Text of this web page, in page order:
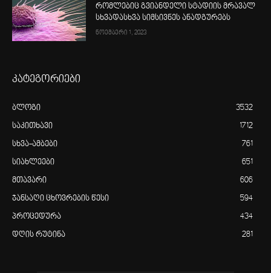
რომლებიც გვიანდელი სტადიის მრავალ
სხვადასხვა სიმსივნეს ანადგურებს
ნოემბერი 1, 2023
კატეგორიები
ბლოგი 3532
საკითხავი 1712
სხვა-ამბები 761
სიახლეები 651
მთავარი 606
ჯანსაღი ცხოვრების წესი 594
პროცედურა 434
დღის რუტინა 281